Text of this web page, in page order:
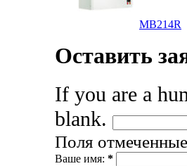
MB214R
Оставить
If you are a
blank.
Поля
Ваше имя: *